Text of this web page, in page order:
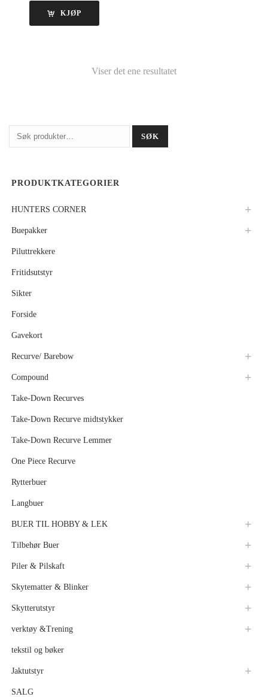
KJØP
Viser det ene resultatet
Søk
etter:
SØK
PRODUKTKATEGORIER
HUNTERS CORNER
Buepakker
Piluttrekkere
Fritidsutstyr
Sikter
Forside
Gavekort
Recurve/ Barebow
Compound
Take-Down Recurves
Take-Down Recurve midtstykker
Take-Down Recurve Lemmer
One Piece Recurve
Rytterbuer
Langbuer
BUER TIL HOBBY & LEK
Tilbehør Buer
Piler & Pilskaft
Skytematter & Blinker
Skytterutstyr
verktøy &Trening
tekstil og bøker
Jaktutstyr
SALG